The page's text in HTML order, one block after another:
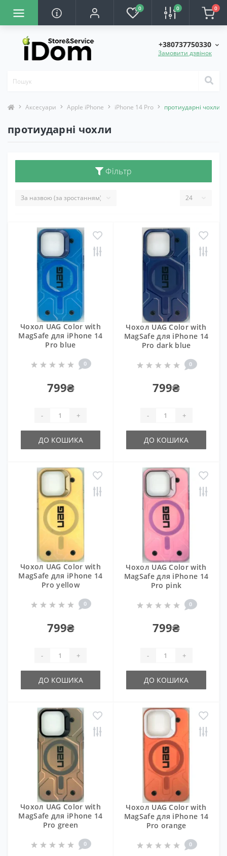
0 0 0
+380737750330
Замовити дзвінок
Аксесуари Apple iPhone iPhone 14 Pro протиударні чохли
протиударні чохли
Фільтр
Чохол UAG Color with
MagSafe для iPhone 14
Pro blue
0
799₴
- +
ДО КОШИКА
Чохол UAG Color with
MagSafe для iPhone 14
Pro dark blue
0
799₴
- +
ДО КОШИКА
Чохол UAG Color with
MagSafe для iPhone 14
Pro yellow
0
799₴
- +
ДО КОШИКА
Чохол UAG Color with
MagSafe для iPhone 14
Pro pink
0
799₴
- +
ДО КОШИКА
Чохол UAG Color with
MagSafe для iPhone 14
Pro green
0
Чохол UAG Color with
MagSafe для iPhone 14
Pro orange
0